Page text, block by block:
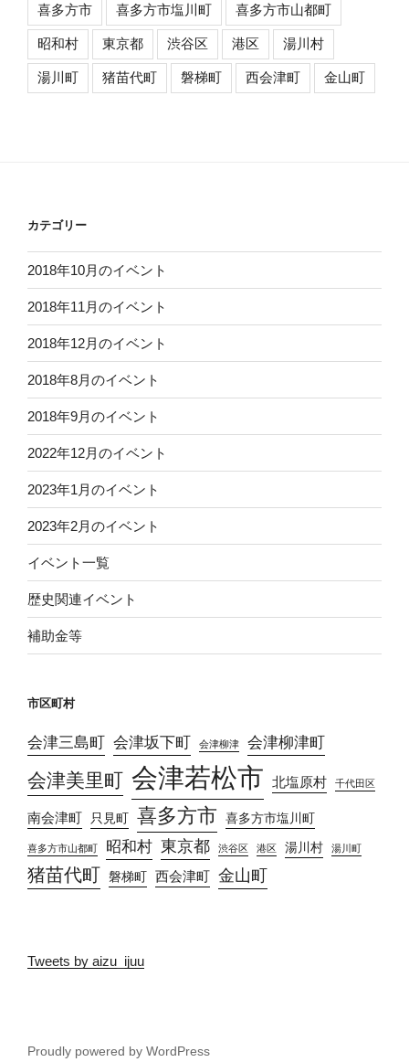
喜多方市 喜多方市塩川町 喜多方市山都町
昭和村 東京都 渋谷区 港区 湯川村
湯川町 猪苗代町 磐梯町 西会津町 金山町
カテゴリー
2018年10月のイベント
2018年11月のイベント
2018年12月のイベント
2018年8月のイベント
2018年9月のイベント
2022年12月のイベント
2023年1月のイベント
2023年2月のイベント
イベント一覧
歴史関連イベント
補助金等
市区町村
会津三島町 会津坂下町 会津柳津 会津柳津町
会津美里町 会津若松市 北塩原村 千代田区
南会津町 只見町 喜多方市 喜多方市塩川町
喜多方市山都町 昭和村 東京都 渋谷区 港区 湯川村 湯川町
猪苗代町 磐梯町 西会津町 金山町
Tweets by aizu_ijuu
Proudly powered by WordPress